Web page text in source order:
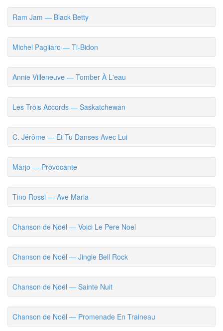
Ram Jam — Black Betty
Michel Pagliaro — Ti-Bidon
Annie Villeneuve — Tomber À L'eau
Les Trois Accords — Saskatchewan
C. Jérôme — Et Tu Danses Avec Lui
Marjo — Provocante
Tino Rossi — Ave Maria
Chanson de Noël — Voici Le Pere Noel
Chanson de Noël — Jingle Bell Rock
Chanson de Noël — Sainte Nuit
Chanson de Noël — Promenade En Traineau